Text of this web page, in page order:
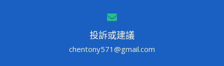
投訴或建議
chentony571@gmail.com